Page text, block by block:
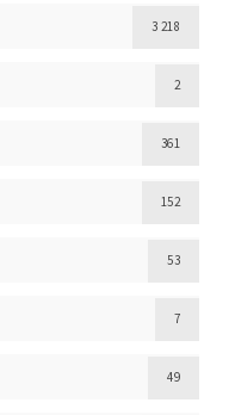
3 218
2
361
152
53
7
49